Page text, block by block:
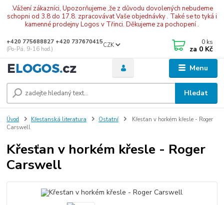
.Vážení zákazníci, Upozorňujeme ,že z důvodu dovolených nebudeme
schopni od 3.8 do 17.8. zpracovávat Vaše objednávky . Také se to tyká i
kamenné prodejny Logos v Třinci. Děkujeme za pochopení .
Menu
CZK
Hledat
+420 775688827 +420 737670415
(Po-Pá, 9-16 hod.)
0 ks
za 0 Kč
Úvod Křesťanská literatura Ostatní
Křesťan v horkém křesle - Roger
Carswell
Křesťan v horkém křesle - Roger
Carswell